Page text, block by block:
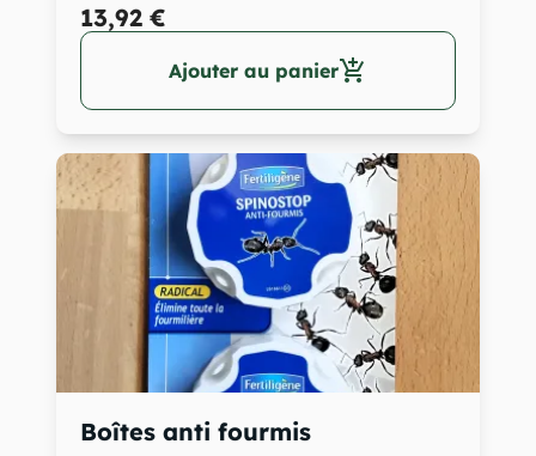
13,92 €
Ajouter au panieradd_shopping_cart
Boîtes anti fourmis